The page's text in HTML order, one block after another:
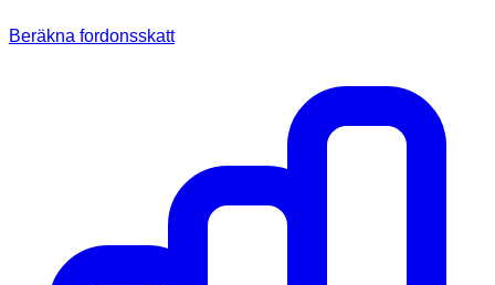
Beräkna fordonsskatt